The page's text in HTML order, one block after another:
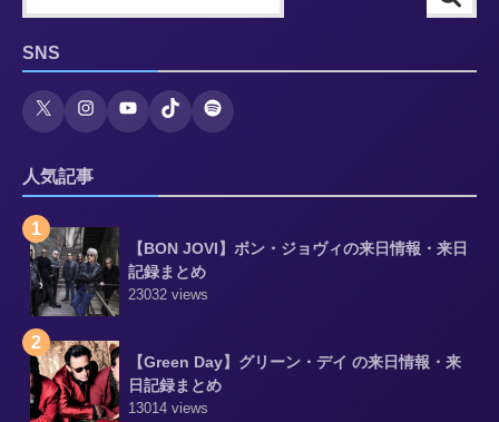
SNS
人気記事
1
【BON JOVI】ボン・ジョヴィの来日情報・来日
記録まとめ
23032 views
2
【Green Day】グリーン・デイ の来日情報・来
日記録まとめ
13014 views